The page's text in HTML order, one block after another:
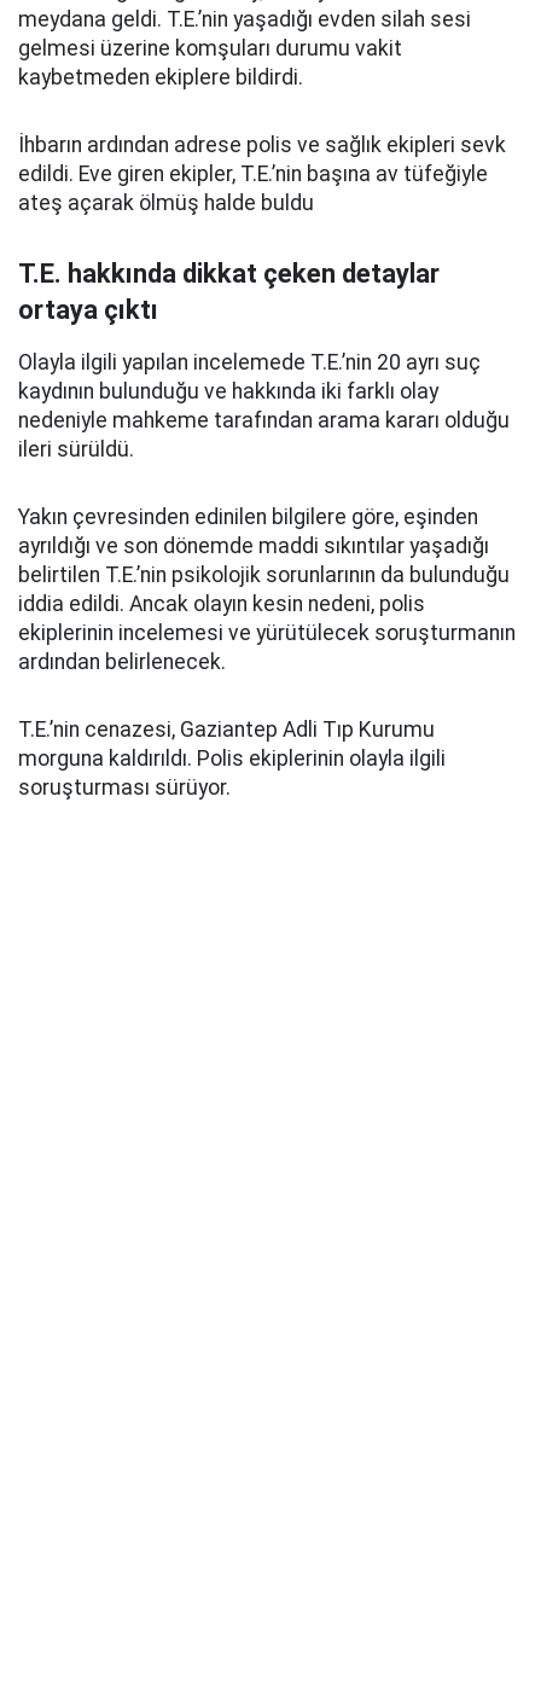
meydana geldi. T.E.’nin yaşadığı evden silah sesi
gelmesi üzerine komşuları durumu vakit
kaybetmeden ekiplere bildirdi.
İhbarın ardından adrese polis ve sağlık ekipleri sevk
edildi. Eve giren ekipler, T.E.’nin başına av tüfeğiyle
ateş açarak ölmüş halde buldu
T.E. hakkında dikkat çeken detaylar
ortaya çıktı
Olayla ilgili yapılan incelemede T.E.’nin 20 ayrı suç
kaydının bulunduğu ve hakkında iki farklı olay
nedeniyle mahkeme tarafından arama kararı olduğu
ileri sürüldü.
Yakın çevresinden edinilen bilgilere göre, eşinden
ayrıldığı ve son dönemde maddi sıkıntılar yaşadığı
belirtilen T.E.’nin psikolojik sorunlarının da bulunduğu
iddia edildi. Ancak olayın kesin nedeni, polis
ekiplerinin incelemesi ve yürütülecek soruşturmanın
ardından belirlenecek.
T.E.’nin cenazesi, Gaziantep Adli Tıp Kurumu
morguna kaldırıldı. Polis ekiplerinin olayla ilgili
soruşturması sürüyor.